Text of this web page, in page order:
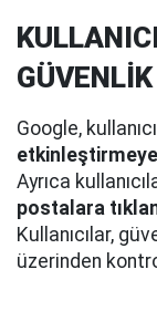
Google,
etkinleştirmeye
Ayrıca
postalara
Kullanıcılar,
üzerinden